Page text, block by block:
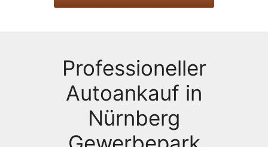
Professioneller
Autoankauf in
Nürnberg